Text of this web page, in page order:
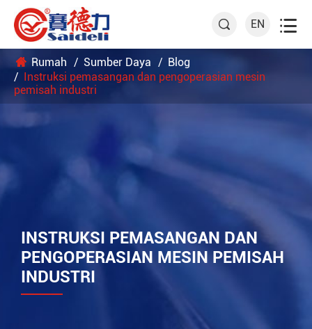
 EN 
Rumah Sumber Daya
Blog
Instruksi pemasangan dan pengoperasian mesin
pemisah industri
INSTRUKSI PEMASANGAN DAN
PENGOPERASIAN MESIN PEMISAH
INDUSTRI